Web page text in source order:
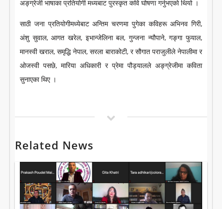
अङ्ग्रेजी भाषाका प्रतियोगी मध्यबाट पुरस्कृत कवि घोषणा गर्नुभएकाे थियो ।
साठी जना प्रतियोगीमध्येबाट अन्तिम चरणमा पुगेका कविहरू अभिनव गिरी,
अंशु सुवाल, आगत खरेल, इभान्जेलिना बल, गुन्जना न्यौपाने, गङ्गा फुयाल,
मानस्वी खराल, समृद्धि नेपाल, सरला बाराकोटी, र सौगात पराजुलीले नेपालीमा र
ओजस्वी पसछे, मारिया अधिकारी र प्रेमा पौड्यालले अङ्ग्रेजीमा कविता
सुनाएका थिए ।
Related News